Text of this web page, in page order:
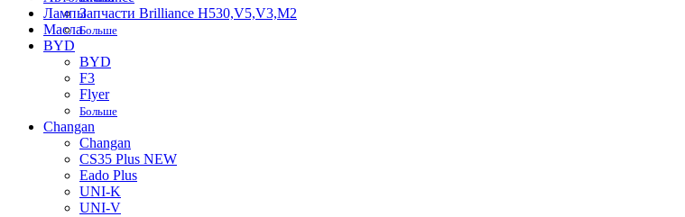
Лампы
Масла
Запчасти Brilliance H530,V5,V3,M2
Больше
BYD
BYD
F3
Flyer
Больше
Changan
Changan
CS35 Plus NEW
Eado Plus
UNI-K
UNI-V